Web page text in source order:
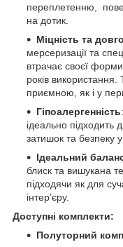
переплетенню,
на дотик.
Міцність та
мерсеризації та
втрачає своєї форми
років
приємною, як і у
Гіпоалергенність
ідеально підходить
затишок та безпеку
Ідеальний
блиск та вишукана
підходячи як для
інтер’єру.
Доступні комплекти:
Полуторний